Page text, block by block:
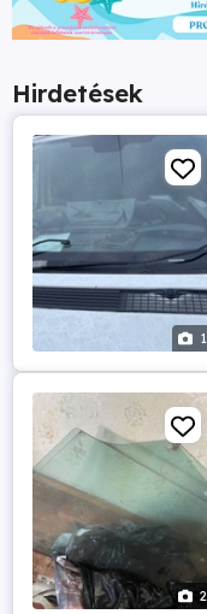
Hirdetések
1
2